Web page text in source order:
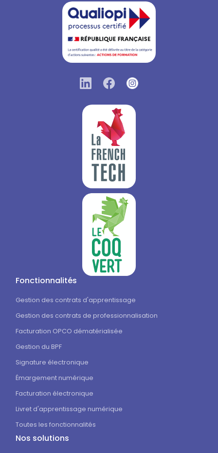
Fonctionnalités
Gestion des contrats d'apprentissage
Gestion des contrats de professionnalisation
Facturation OPCO dématérialisée
Gestion du BPF
Signature électronique
Émargement numérique
Facturation électronique
Livret d'apprentissage numérique
Toutes les fonctionnalités
Nos solutions